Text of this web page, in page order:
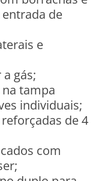
entrada de
e
gás;
tampa
individuais;
de 4
com